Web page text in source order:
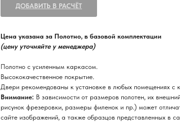
ДОБАВИТЬ В РАСЧЁТ
Цена указана за Полотно, в базовой комплектации
(цену уточняйте у менеджера)
Полотно с усиленным каркасом.
Высококачественное покрытие.
Двери рекомендованы к установке в любых помещениях с
Внимание: В зависимости от размеров полотен, их
рисунок фрезеровки, размеры филенок и пр.) может
сайте изображений, а также образцов представленных в